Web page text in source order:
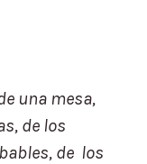
una mesa,
de los
de los